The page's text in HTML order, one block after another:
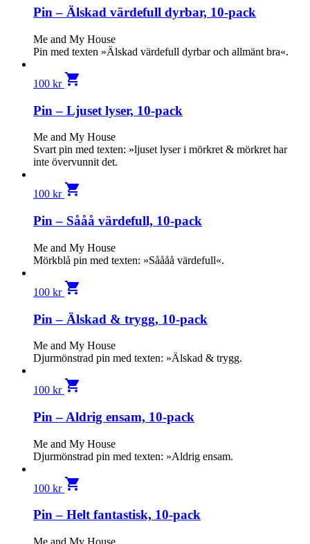
Pin – Älskad värdefull dyrbar, 10-pack
Me and My House
Pin med texten »Älskad värdefull dyrbar och allmänt bra«.
100 kr shopping_cart
Pin – Ljuset lyser, 10-pack
Me and My House
Svart pin med texten: »ljuset lyser i mörkret & mörkret har
inte övervunnit det.
100 kr shopping_cart
Pin – Sååå värdefull, 10-pack
Me and My House
Mörkblå pin med texten: »Såååå värdefull«.
100 kr shopping_cart
Pin – Älskad & trygg, 10-pack
Me and My House
Djurmönstrad pin med texten: »Älskad & trygg.
100 kr shopping_cart
Pin – Aldrig ensam, 10-pack
Me and My House
Djurmönstrad pin med texten: »Aldrig ensam.
100 kr shopping_cart
Pin – Helt fantastisk, 10-pack